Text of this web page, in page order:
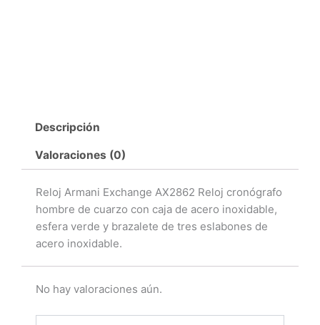
Descripción
Valoraciones (0)
Reloj Armani Exchange AX2862 Reloj cronógrafo
hombre de cuarzo con caja de acero inoxidable,
esfera verde y brazalete de tres eslabones de
acero inoxidable.
No hay valoraciones aún.